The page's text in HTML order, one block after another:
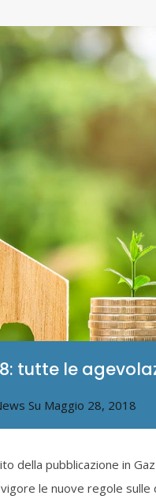
tutte le
Su Maggio 28, 2018
della pubblicazione in
le nuove regole